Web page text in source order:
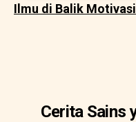
Ilmu di Balik Motivasi
Cerita Sains